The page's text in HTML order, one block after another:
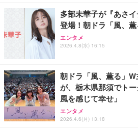
多部未華子が『あさ
登場！朝ドラ「風、
エンタメ
2026.4.8(水) 16:15
朝ドラ「風、薫る」
が、栃木県那須でト
風を感じて幸せ」
エンタメ
2026.4.6(月) 13:18